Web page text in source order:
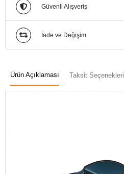
Güvenli Alışveriş
İade ve Değişim
Ürün Açıklaması Taksit Seçenekleri